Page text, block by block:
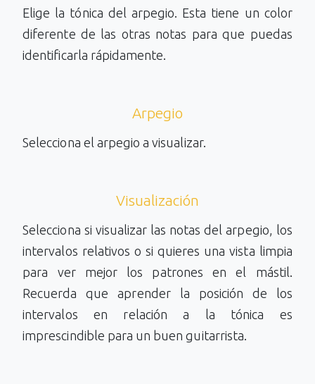
Elige la tónica del arpegio. Esta tiene un color
diferente de las otras notas para que puedas
identificarla rápidamente.
Arpegio
Selecciona el arpegio a visualizar.
Visualización
Selecciona si visualizar las notas del arpegio, los
intervalos relativos o si quieres una vista limpia
para ver mejor los patrones en el mástil.
Recuerda que aprender la posición de los
intervalos en relación a la tónica es
imprescindible para un buen guitarrista.